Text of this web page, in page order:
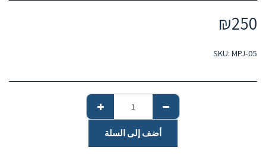
₪250
SKU:MPJ-05
أضف إلى السلة